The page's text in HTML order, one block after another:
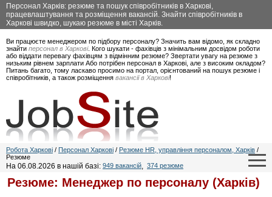
Персонал Харків: резюме та пошук співробітників в Харкові,
працевлаштування та розміщення вакансій. Знайти співробітників в
Харкові швидко, шукаю резюме в місті Харків.
Ви працюєте менеджером по підбору персоналу? Значить вам відомо, як складно
знайти персонал в Харкові. Кого шукати - фахівців з мінімальним досвідом роботи
або віддати перевагу фахівцям з відмінним резюме? Звертати увагу на резюме з
низьким рівнем зарплати Або потрібен персонал в Харкові, але з високим окладом?
Питань багато, тому ласкаво просимо на портал, орієнтований на пошук резюме і
співробітників, а також розміщення вакансії в Харкові!
Робота Харкові / Персонал Харкові / Резюме HR, управління персоналом, Харків /
Резюме
На 06.08.2026 в нашій базі: 949 вакансій, 374 резюме
Резюме: Менеджер по персоналу (Харків)